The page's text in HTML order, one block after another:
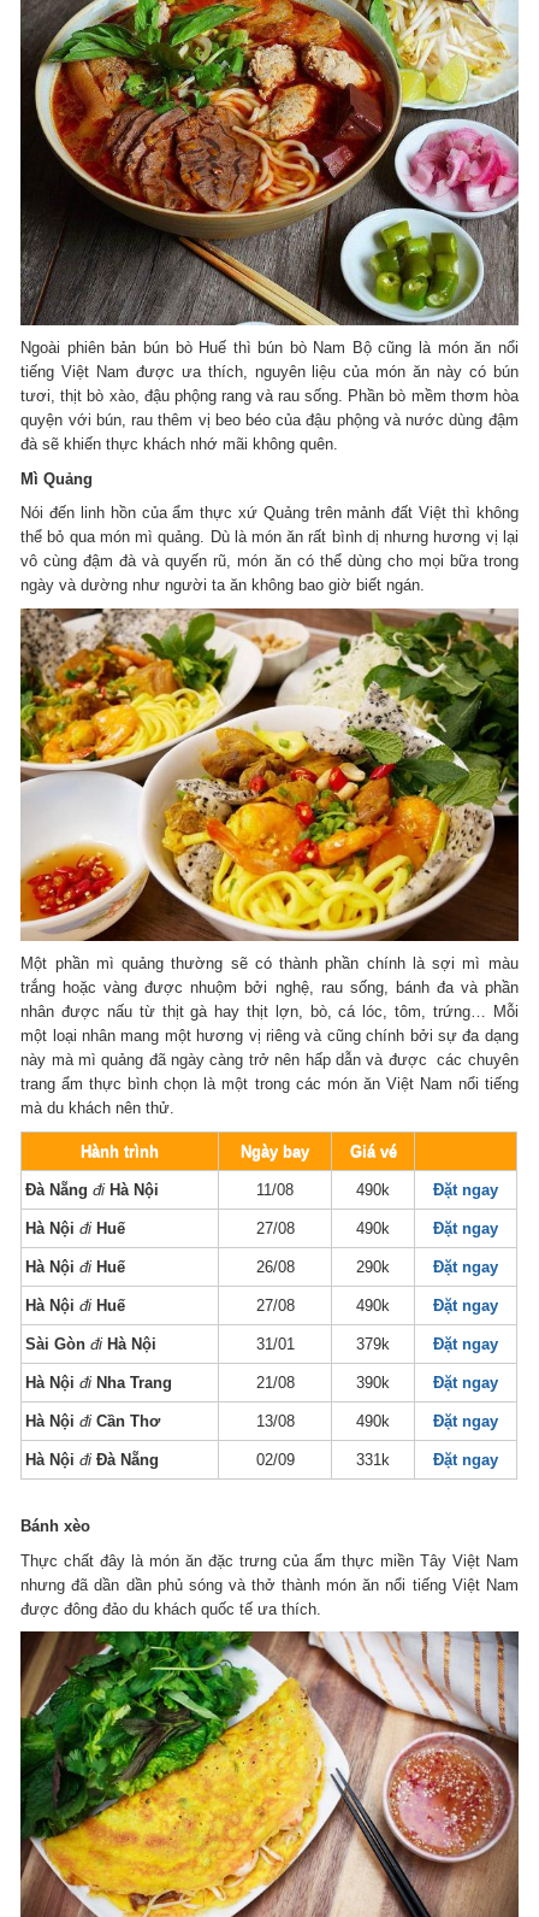
Ngoài phiên bản bún bò Huế thì bún bò Nam Bộ cũng là món ăn nổi
tiếng Việt Nam được ưa thích, nguyên liệu của món ăn này có bún
tươi, thịt bò xào, đậu phộng rang và rau sống. Phần bò mềm thơm hòa
quyện với bún, rau thêm vị beo béo của đậu phộng và nước dùng đậm
đà sẽ khiến thực khách nhớ mãi không quên.
Mì Quảng
Nói đến linh hồn của ẩm thực xứ Quảng trên mảnh đất Việt thì không
thể bỏ qua món mì quảng. Dù là món ăn rất bình dị nhưng hương vị lại
vô cùng đậm đà và quyến rũ, món ăn có thể dùng cho mọi bữa trong
ngày và dường như người ta ăn không bao giờ biết ngán.
Một phần mì quảng thường sẽ có thành phần chính là sợi mì màu
trắng hoặc vàng được nhuộm bởi nghệ, rau sống, bánh đa và phần
nhân được nấu từ thịt gà hay thịt lợn, bò, cá lóc, tôm, trứng… Mỗi
một loại nhân mang một hương vị riêng và cũng chính bởi sự đa dạng
này mà mì quảng đã ngày càng trở nên hấp dẫn và được các chuyên
trang ẩm thực bình chọn là một trong các món ăn Việt Nam nổi tiếng
mà du khách nên thử.
Hành trình Ngày bay Giá vé
Đà Nẵngđi Hà Nội 11/08 490k Đặt ngay
Hà Nộiđi Huế 27/08 490k Đặt ngay
Hà Nộiđi Huế 26/08 290k Đặt ngay
Hà Nộiđi Huế 27/08 490k Đặt ngay
Sài Gònđi Hà Nội 31/01 379k Đặt ngay
Hà Nộiđi Nha Trang 21/08 390k Đặt ngay
Hà Nộiđi Cần Thơ 13/08 490k Đặt ngay
Hà Nộiđi Đà Nẵng 02/09 331k Đặt ngay
Bánh xèo
Thực chất đây là món ăn đặc trưng của ẩm thực miền Tây Việt Nam
nhưng đã dần dần phủ sóng và thở thành món ăn nổi tiếng Việt Nam
được đông đảo du khách quốc tế ưa thích.